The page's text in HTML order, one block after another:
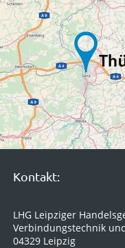
Kontakt:
LHG Leipziger
Verbindungstechnik
04329 Leipzig